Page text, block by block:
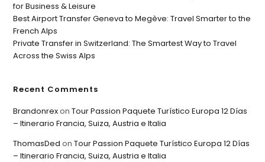
for Business & Leisure
Best Airport Transfer Geneva to Megève: Travel Smarter to the
French Alps
Private Transfer in Switzerland: The Smartest Way to Travel
Across the Swiss Alps
Recent Comments
BrandonrexonTour Passion Paquete Turístico Europa 12 Días
– Itinerario Francia, Suiza, Austria e Italia
ThomasDed onTour Passion Paquete Turístico Europa 12 Días
– Itinerario Francia, Suiza, Austria e Italia